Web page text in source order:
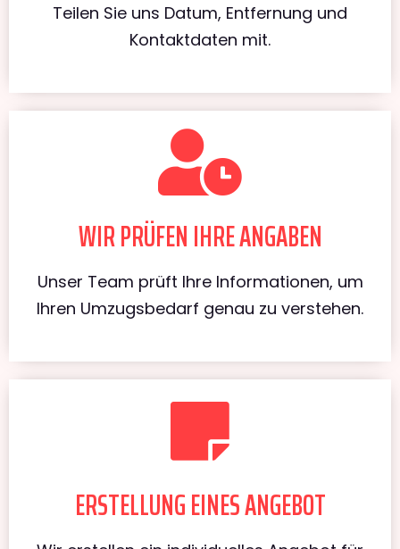
Teilen Sie uns Datum, Entfernung und
Kontaktdaten mit.
WIR PRÜFEN IHRE ANGABEN
Unser Team prüft Ihre Informationen, um
Ihren Umzugsbedarf genau zu verstehen.
ERSTELLUNG EINES ANGEBOT